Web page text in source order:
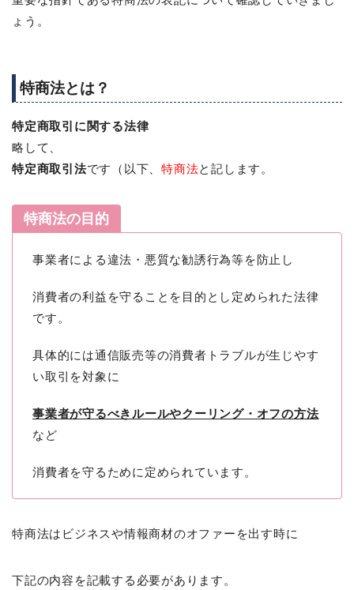
ょう。
特商法とは？
特定商取引に関する法律
略して、
特定商取引法です（以下、特商法と記します。
特商法の目的
事業者による違法・悪質な勧誘行為等を防止し
消費者の利益を守ることを目的とし定められた法律
です。
具体的には通信販売等の消費者トラブルが生じやす
い取引を対象に
事業者が守るべきルールやクーリング・オフの方法
など
消費者を守るために定められています。
特商法はビジネスや情報商材のオファーを出す時に
下記の内容を記載する必要があります。